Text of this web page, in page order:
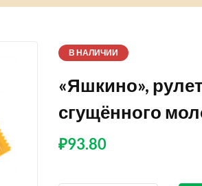
В НАЛИЧИИ
«Яшкино»,
сгущённого
₽93.80